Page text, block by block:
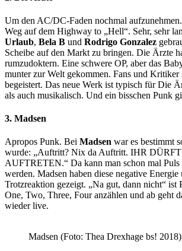
Um den AC/DC-Faden nochmal
Weg auf dem Highway to „Hell“. Sehr, sehr
Urlaub, Bela B und Rodrigo Gonzalez
Scheibe auf den Markt zu bringen. Die Ärzte
rumzudoktern. Eine schwere OP, aber das
munter zur Welt gekommen. Fans und Kritiker
begeistert. Das neue Werk ist typisch für Die
als auch musikalisch. Und ein bisschen Punk
3. Madsen
Apropos Punk. Bei Madsen war es bestimmt
wurde: „Auftritt? Nix da Auftritt. IHR
AUFTRETEN.“ Da kann man schon mal Puls
werden. Madsen haben diese negative
Trotzreaktion gezeigt. „Na gut, dann nicht“ ist
One, Two, Three, Four anzählen und ab geht
wieder live.
Madsen (Foto: Thea Drexhage bs! 2018)